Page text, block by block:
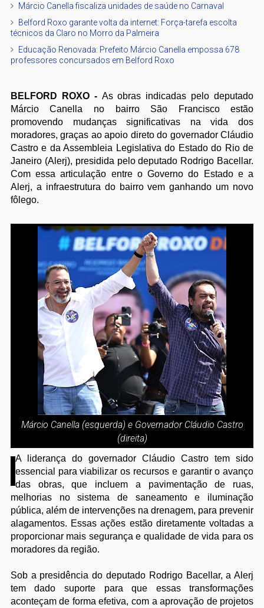
Márcio Canella fiscaliza unidades de saúde no Carnaval
Belford Roxo garante volta da internet: Força-tarefa escolta
técnicos da Claro no Morro da Palmeira
Educação Renovada: Prefeito Márcio Canella empossa 678
professores concursados em Belford Roxo
BELFORD ROXO - As obras indicadas pelo deputado
Márcio Canella no bairro São Francisco estão
promovendo mudanças significativas na vida dos
moradores, graças ao apoio direto do governador Cláudio
Castro e da Assembleia Legislativa do Estado do Rio de
Janeiro (Alerj), presidida pelo deputado Rodrigo Bacellar.
Com essa articulação entre o Governo do Estado e a
Alerj, a infraestrutura do bairro vem ganhando um novo
fôlego.
Márcio Canella (esquerda) e Governador Cláudio Castro
(direita)
A liderança do governador Cláudio Castro tem sido
essencial para viabilizar os recursos e garantir o avanço
das obras, que incluem a pavimentação de ruas,
melhorias no sistema de saneamento e iluminação
pública, além de intervenções na drenagem, para prevenir
alagamentos. Essas ações estão diretamente voltadas a
proporcionar mais segurança e qualidade de vida para os
moradores da região.
Sob a presidência do deputado Rodrigo Bacellar, a Alerj
tem dado suporte para que essas transformações
aconteçam de forma efetiva, com a aprovação de projetos